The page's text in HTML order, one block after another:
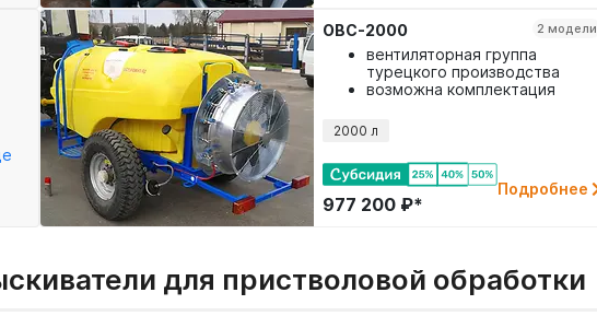
ОВС-2000 2 модели
вентиляторная группа
турецкого производства
возможна комплектация
2000 л
977 200 ₽*
Подробнее
для пристволовой обработки